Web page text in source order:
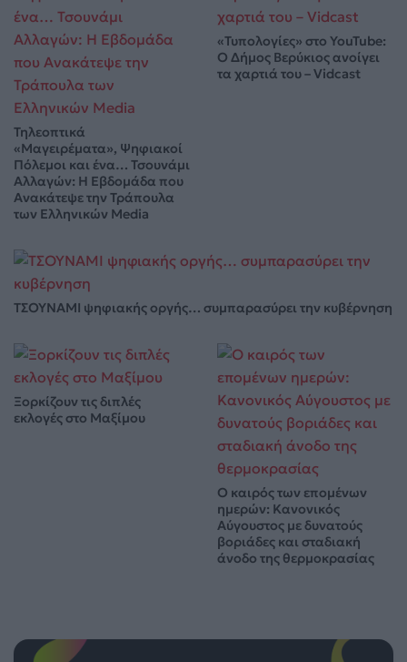
Τηλεοπτικά
«Μαγειρέματα», Ψηφιακοί
Πόλεμοι και ένα… Τσουνάμι
Αλλαγών: Η Εβδομάδα που
Ανακάτεψε την Τράπουλα
των Ελληνικών Media
«Τυπολογίες» στο YouTube:
Ο Δήμος Βερύκιος ανοίγει
τα χαρτιά του – Vidcast
ΤΣΟΥΝΑΜΙ ψηφιακής οργής… συμπαρασύρει την κυβέρνηση
Ξορκίζουν τις διπλές
εκλογές στο Μαξίμου
Ο καιρός των επομένων
ημερών: Κανονικός
Αύγουστος με δυνατούς
βοριάδες και σταδιακή
άνοδο της θερμοκρασίας